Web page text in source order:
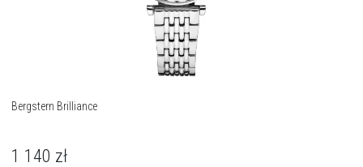
Bergstern Brilliance
1 140 zł